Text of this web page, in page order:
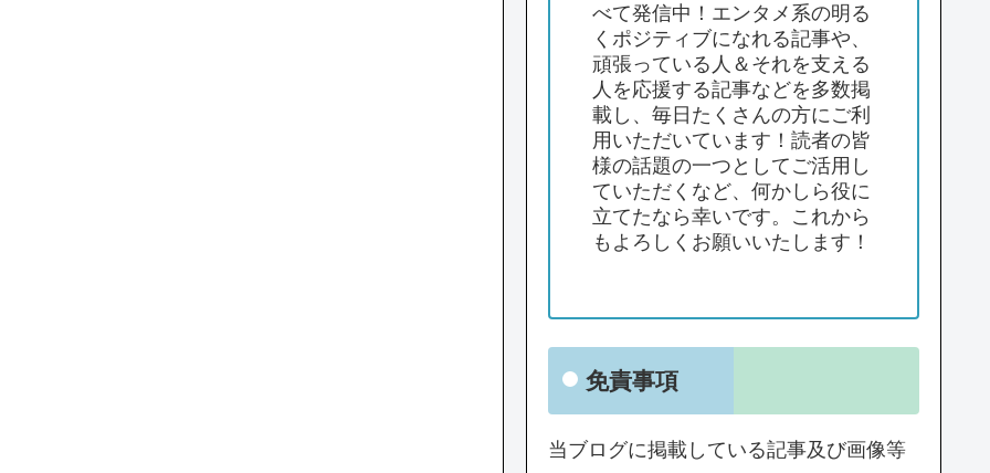
べて発信中！エンタメ系の明る
くポジティブになれる記事や、
頑張っている人＆それを支える
人を応援する記事などを多数掲
載し、毎日たくさんの方にご利
用いただいています！読者の皆
様の話題の一つとしてご活用し
ていただくなど、何かしら役に
立てたなら幸いです。これから
もよろしくお願いいたします！
免責事項
当ブログに掲載している記事及び画像等